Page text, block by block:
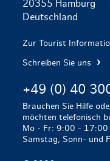
20355 Hamburg
Deutschland
Zur Tourist
Schreiben Sie uns
+49 (0) 40
Brauchen Sie Hilfe
möchten telefonisch
Mo - Fr: 9:00 - 17:00
Samstag, Sonn- und